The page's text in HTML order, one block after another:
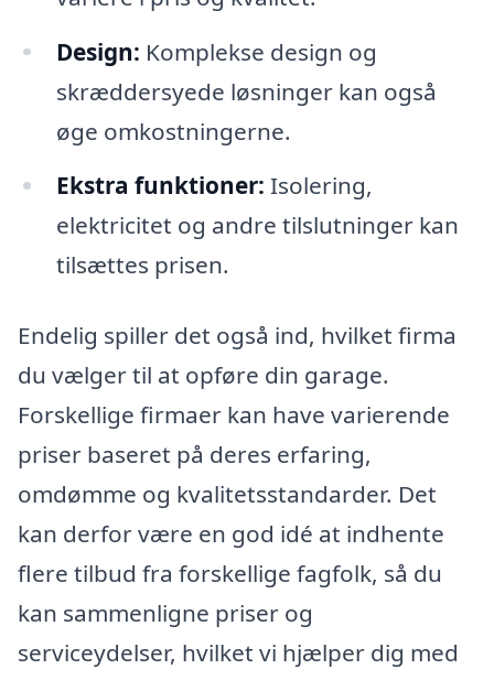
Design: Komplekse design og
skræddersyede løsninger kan også
øge omkostningerne.
Ekstra funktioner: Isolering,
elektricitet og andre tilslutninger kan
tilsættes prisen.
Endelig spiller det også ind, hvilket firma
du vælger til at opføre din garage.
Forskellige firmaer kan have varierende
priser baseret på deres erfaring,
omdømme og kvalitetsstandarder. Det
kan derfor være en god idé at indhente
flere tilbud fra forskellige fagfolk, så du
kan sammenligne priser og
serviceydelser, hvilket vi hjælper dig med